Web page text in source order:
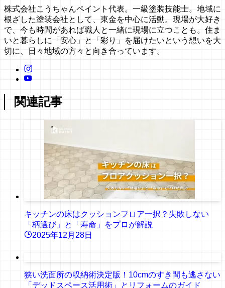
株式会社こうちゃんペイント代表。一級塗装技能士。地域に
根ざした塗装会社として、東金を中心に活動。現場が大好き
で、今も時間があれば職人と一緒に現場に立つことも。住ま
いと暮らしに「安心」と「彩り」を届けたいという想いを大
切に、日々地域の方々と向き合っています。
関連記事
キッチンの床はクッションフロア一択？失敗しない
「柄選び」と「寿命」をプロが解説
2025年12月28日
狭い洗面所の収納術決定版！10cmのすき間も逃さない
「デッドスペース活用術」とリフォームのガイド